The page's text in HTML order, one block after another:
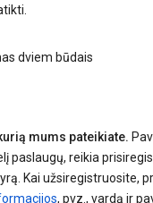
dviem būdais
mums pateikiate.
paslaugų, reikia
Kai užsiregistruosite,
, pvz., vardą ir